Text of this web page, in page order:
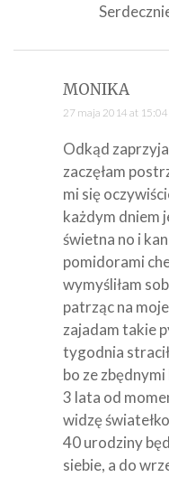
MONIKA
27 maja 2014 at
Odkąd
zaczęłam
mi się
każdym dniem
świetna no i
pomidorami
wymyśliłam
patrząc na
zajadam takie
tygodnia
bo ze
3 lata od
widzę
40 urodziny
siebie, a do